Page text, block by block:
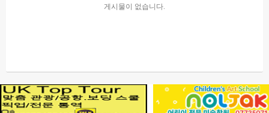
게시물이 없습니다.